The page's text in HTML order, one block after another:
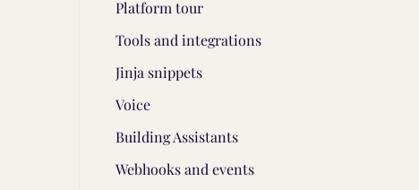
Platform tour
Tools and integrations
Jinja snippets
Voice
Building Assistants
Webhooks and events